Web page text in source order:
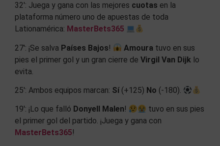
32′: Juega y gana con las mejores cuotas en la
plataforma número uno de apuestas de toda
Lationamérica: MasterBets365
27′: ¡Se salva Países Bajos! Amoura tuvo en sus
pies el primer gol y un gran cierre de Virgil Van Dijk lo
evita.
25′: Ambos equipos marcan: Sí(+125) No (-180).
19′: ¡Lo que falló Donyell Malen!
tuvo en sus pies
el primer gol del partido. ¡Juega y gana con
MasterBets365!